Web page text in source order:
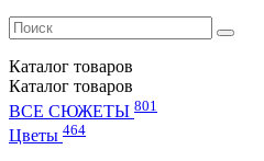
Каталог товаров
Каталог товаров
ВСЕ СЮЖЕТЫ 801
Цветы 464